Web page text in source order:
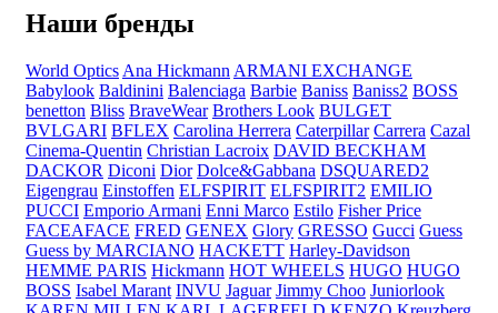
Наши бренды
World Optics Ana Hickmann ARMANI EXCHANGE
Babylook Baldinini Balenciaga Barbie Baniss Baniss2 BOSS
benetton Bliss BraveWear Brothers Look BULGET
BVLGARI BFLEX Carolina Herrera Caterpillar Carrera Cazal
Cinema-Quentin Christian Lacroix DAVID BECKHAM
DACKOR Diconi Dior Dolce&Gabbana DSQUARED2
Eigengrau Einstoffen ELFSPIRIT ELFSPIRIT2 EMILIO
PUCCI Emporio Armani Enni Marco Estilo Fisher Price
FACEAFACE FRED GENEX Glory GRESSO Gucci Guess
Guess by MARCIANO HACKETT Harley-Davidson
HEMME PARIS Hickmann HOT WHEELS HUGO HUGO
BOSS Isabel Marant INVU Jaguar Jimmy Choo Juniorlook